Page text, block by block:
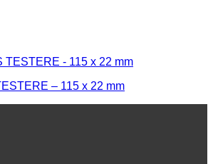
– 115 x 22 mm